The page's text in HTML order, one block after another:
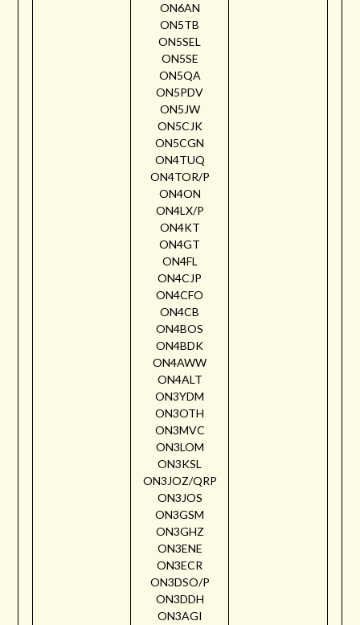
ON6AN
ON5TB
ON5SEL
ON5SE
ON5QA
ON5PDV
ON5JW
ON5CJK
ON5CGN
ON4TUQ
ON4TOR/P
ON4ON
ON4LX/P
ON4KT
ON4GT
ON4FL
ON4CJP
ON4CFO
ON4CB
ON4BOS
ON4BDK
ON4AWW
ON4ALT
ON3YDM
ON3OTH
ON3MVC
ON3LOM
ON3KSL
ON3JOZ/QRP
ON3JOS
ON3GSM
ON3GHZ
ON3ENE
ON3ECR
ON3DSO/P
ON3DDH
ON3AGI